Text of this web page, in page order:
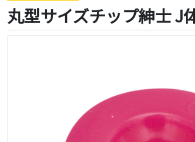
丸型サイズチップ紳士 J